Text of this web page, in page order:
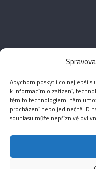
Abychom poskytli co nejlepší
k informacím o zařízení,
těmito technologiemi nám
procházení nebo jedinečná ID
souhlasu může nepříznivě